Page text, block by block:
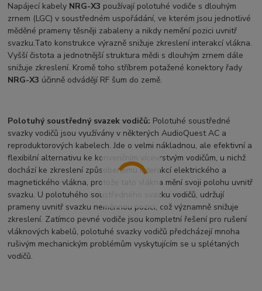
Napájecí kabely NRG-X3 používají polotuhé vodiče s dlouhým
zrnem (LGC) v soustředném uspořádání, ve kterém jsou jednotlivé
měděné prameny těsněji zabaleny a nikdy nemění pozici uvnitř
svazku.Tato konstrukce výrazně snižuje zkreslení interakcí vlákna.
Vyšší čistota a jednotnější struktura mědi s dlouhým zrnem dále
snižuje zkreslení. Kromě toho stříbrem potažené konektory řady
NRG-X3 účinně odvádějí RF šum do země.
Polotuhý soustředný svazek vodičů: Polotuhé soustředné
svazky vodičů jsou využívány v některých AudioQuest AC a
reproduktorových kabelech. Jde o velmi nákladnou, ale efektivní a
flexibilní alternativu ke konvenčním vícevrstvým vodičům, u nichž
dochází ke zkreslení způsobenému interakcí elektrického a
magnetického vlákna, protože tato vlákna mění svoji polohu uvnitř
svazku. U polotuhého soustředného svazku vodičů, udržují
prameny uvnitř svazku neměnnou pozici, což významně snižuje
zkreslení. Zatímco pevné vodiče jsou kompletní řešení pro rušení
vláknových kabelů, polotuhé svazky vodičů předcházejí mnoha
rušivým mechanickým problémům vyskytujícím se u splétaných
vodičů.